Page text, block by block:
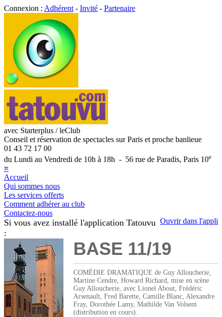
Connexion : Adhérent - Invité - Partenaire
avec Starterplus / leClub
Conseil et réservation de spectacles sur Paris et proche banlieue
01 43 72 17 00
du Lundi au Vendredi de 10h à 18h - 56 rue de Paradis, Paris 10e
≡
Accueil
Qui sommes nous
Les services offerts
Comment adhérer au club
Contactez-nous
Ouvrir dans l'appli
Si vous avez installé l'application Tatouvu
:
BASE 11/19
COMÉDIE DRAMATIQUE de Guy Alloucherie,
Martine Cendre, Howard Richard, mise en scène
Guy Alloucherie, avec Lionel About, Frédéric
Arsenault, Fred Barette, Camille Blanc, Alexandre
Fray, Dorothée Lamy, Mathilde Van Volsem
(distribution en cours).